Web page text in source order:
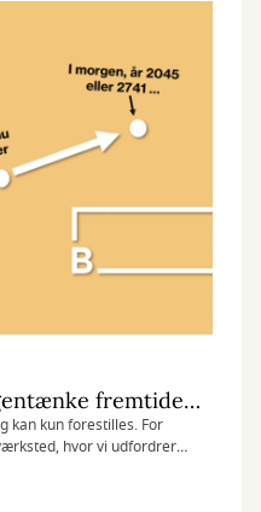
Seniorfestival: Lad os gentænke fremtiden. Sammen
kan kun forestilles. For
hvor vi udfordrer
spørgsmål, indsigter og